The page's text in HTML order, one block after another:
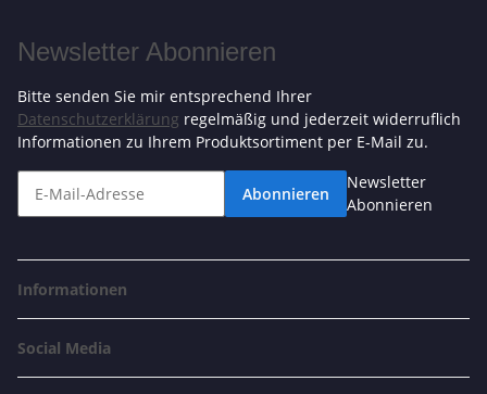
Newsletter Abonnieren
Bitte senden Sie mir entsprechend Ihrer
Datenschutzerklärung regelmäßig und jederzeit widerruflich
Informationen zu Ihrem Produktsortiment per E-Mail zu.
Abonnieren
Newsletter
Abonnieren
Informationen
Social Media